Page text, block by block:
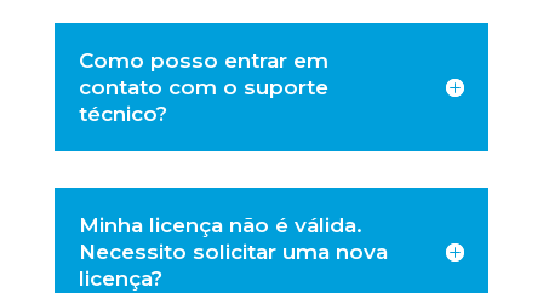
Como posso entrar em
contato com o suporte
técnico?
Minha licença não é válida.
Necessito solicitar uma nova
licença?